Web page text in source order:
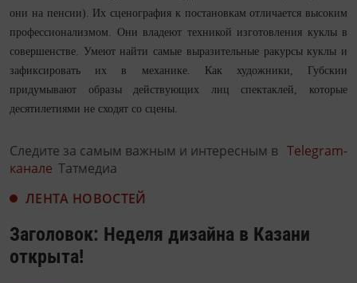
они на пенсии). Их сценография к постановкам отличается высоким
профессионализмом. Они владеют техникой изготовления куклы в
совершенстве. Умеют найти самые выразительные ракурсы куклы и
зафиксировать их в механике. Как художники, Губскии
придумывают образы действующих лиц спектаклей, которые
десятилетиями не сходят со сцены.
Следите за самым важным и интересным в Telegram-
канале Татмедиа
ЛЕНТА НОВОСТЕЙ
Заголовок: Неделя дизайна в Казани
открыта!